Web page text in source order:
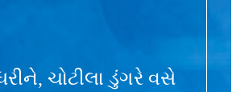
ચોટીલા ડુંગરે વસે